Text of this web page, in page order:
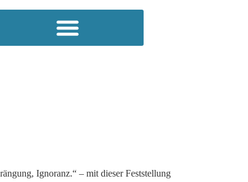
Ignoranz.“ – mit dieser Feststellung